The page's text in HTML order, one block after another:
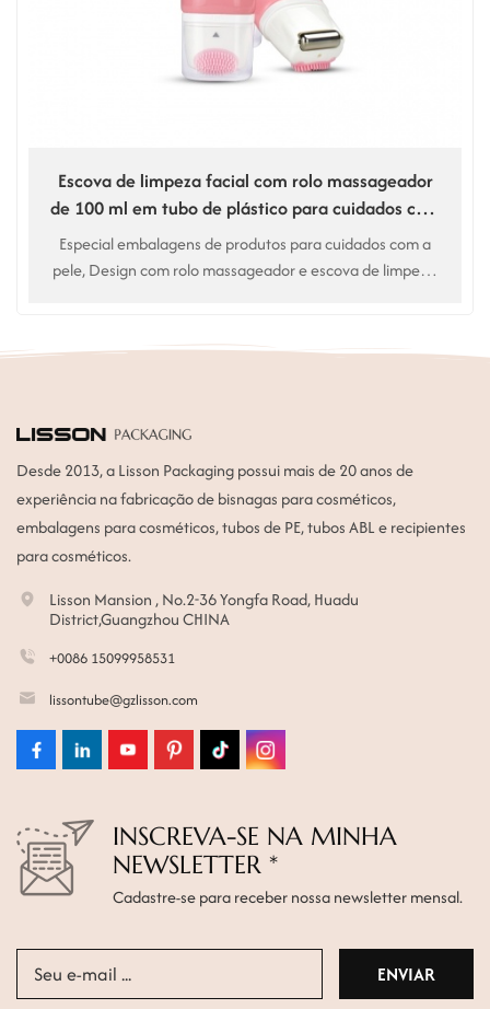
Escova de limpeza facial com rolo massageador
de 100 ml em tubo de plástico para cuidados com
a pele
Especial embalagens de produtos para cuidados com a
pele, Design com rolo massageador e escova de limpeza,
Desde 2013, a Lisson Packaging possui mais de 20 anos de
experiência na fabricação de bisnagas para cosméticos,
embalagens para cosméticos, tubos de PE, tubos ABL e recipientes
para cosméticos.
Lisson Mansion , No.2-36 Yongfa Road, Huadu
District,Guangzhou CHINA
+0086 15099958531
lissontube@gzlisson.com
INSCREVA-SE NA MINHA
NEWSLETTER *
Cadastre-se para receber nossa newsletter mensal.